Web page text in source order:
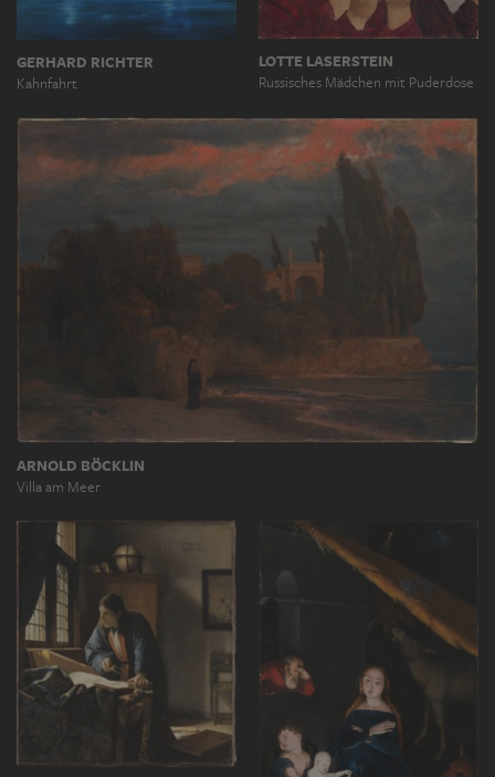
GERHARD RICHTER
Kahnfahrt
LOTTE LASERSTEIN
Russisches Mädchen mit Puderdose
ARNOLD BÖCKLIN
Villa am Meer